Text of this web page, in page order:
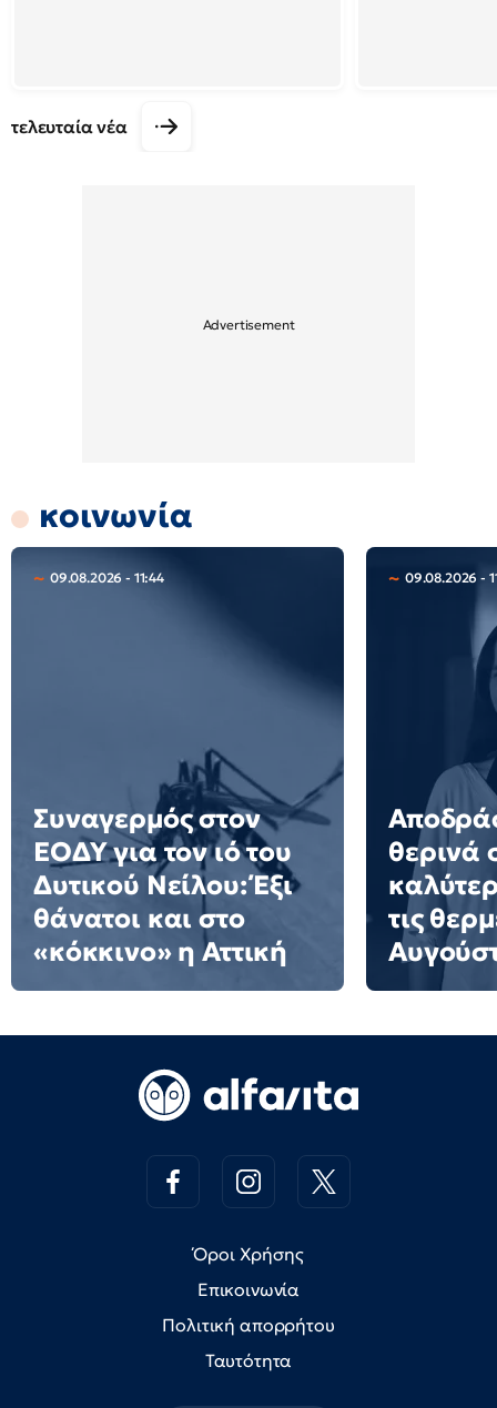
τελευταία νέα
κοινωνία
09.08.2026 - 11:44
Συναγερμός στον
ΕΟΔΥ για τον ιό του
Δυτικού Νείλου: Έξι
θάνατοι και στο
«κόκκινο» η Αττική
09.08.2026 -
θερινά
τις
Όροι Χρήσης
Επικοινωνία
Πολιτική απορρήτου
Ταυτότητα